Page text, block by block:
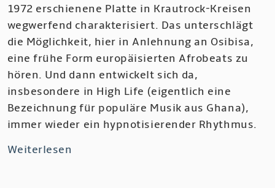
notizen
1972 erschienene Platte in Krautrock-Kreisen
wegwerfend charakterisiert. Das unterschlägt
die Möglichkeit, hier in Anlehnung an Osibisa,
eine frühe Form europäisierten Afrobeats zu
hören. Und dann entwickelt sich da,
insbesondere in High Life (eigentlich eine
Bezeichnung für populäre Musik aus Ghana),
immer wieder ein hypnotisierender Rhythmus.
Weiterlesen